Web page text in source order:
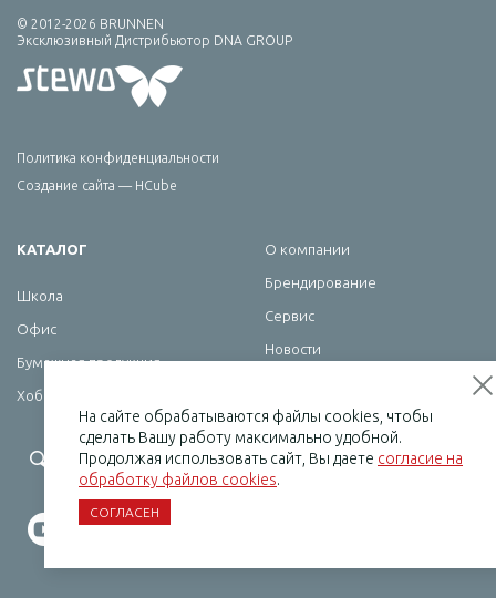
© 2012-2026 BRUNNEN
Эксклюзивный Дистрибьютор DNA GROUP
Политика конфиденциальности
Создание сайта — HCube
КАТАЛОГ
Школа
Офис
Бумажная продукция
Хобби
О компании
Брендирование
Сервис
Новости
+7 (495) 232-07-08
На сайте обрабатываются файлы cookies, чтобы
сделать Вашу работу максимально удобной.
Продолжая использовать сайт, Вы даете согласие на
обработку файлов cookies.
СОГЛАСЕН